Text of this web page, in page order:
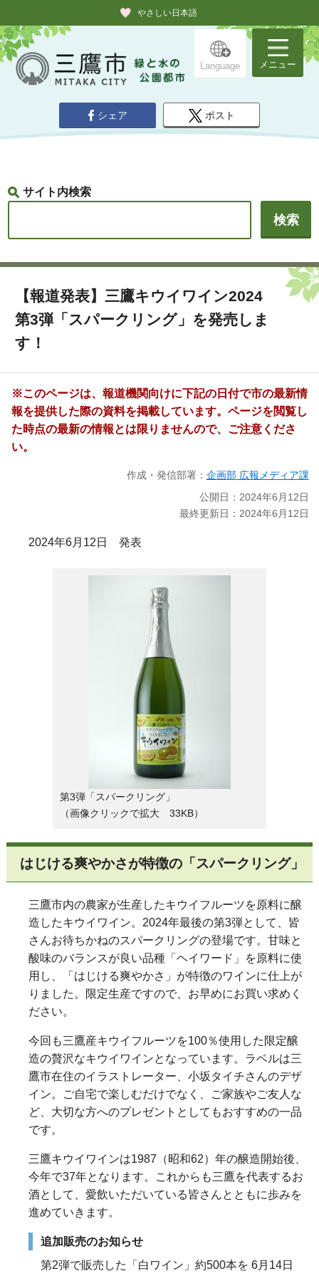
やさしい日本語
Language メニュー
シェア ポスト
サイト内検索
【報道発表】三鷹キウイワイン2024
第3弾「スパークリング」を発売しま
す！
※このページは、報道機関向けに下記の日付で市の最新情
報を提供した際の資料を掲載しています。ページを閲覧し
た時点の最新の情報とは限りませんので、ご注意くださ
い。
作成・発信部署： 企画部 広報メディア課
公開日：2024年6月12日
最終更新日：2024年6月12日
2024年6月12日 発表
第3弾「スパークリング」
（画像クリックで拡大 33KB）
はじける爽やかさが特徴の「スパークリング」
三鷹市内の農家が生産したキウイフルーツを原料に醸
造したキウイワイン。2024年最後の第3弾として、皆
さんお待ちかねのスパークリングの登場です。甘味と
酸味のバランスが良い品種「ヘイワード」を原料に使
用し、「はじける爽やかさ」が特徴のワインに仕上が
りました。限定生産ですので、お早めにお買い求めく
ださい。
今回も三鷹産キウイフルーツを100％使用した限定醸
造の贅沢なキウイワインとなっています。ラベルは三
鷹市在住のイラストレーター、小坂タイチさんのデザ
イン。ご自宅で楽しむだけでなく、ご家族やご友人な
ど、大切な方へのプレゼントとしてもおすすめの一品
です。
三鷹キウイワインは1987（昭和62）年の醸造開始後、
今年で37年となります。これからも三鷹を代表するお
酒として、愛飲いただいている皆さんとともに歩みを
進めていきます。
追加販売のお知らせ
第2弾で販売した「白ワイン」約500本を 6月14日